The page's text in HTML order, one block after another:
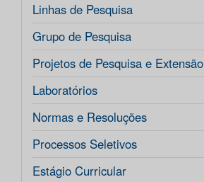
Linhas de Pesquisa
Grupo de Pesquisa
Projetos de Pesquisa e Extensão
Laboratórios
Normas e Resoluções
Processos Seletivos
Estágio Curricular